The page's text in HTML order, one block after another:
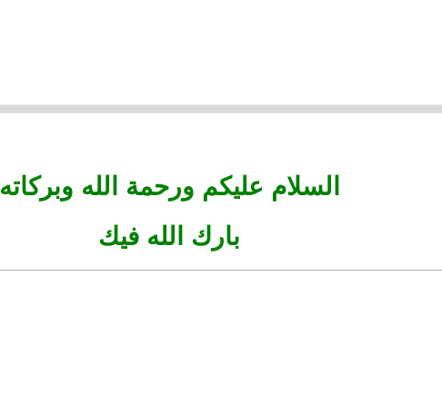
السلام عليكم ورحمة الله وبركاته
بارك الله فيك